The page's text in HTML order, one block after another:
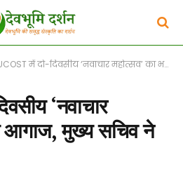
में दो-दिवसीय ‘नवाचार महोत्सव’ का भव्य आगाज, मुख्य सचिव ने किया उद्घाटन
‘नवाचार
आगाज, मुख्य सचिव ने